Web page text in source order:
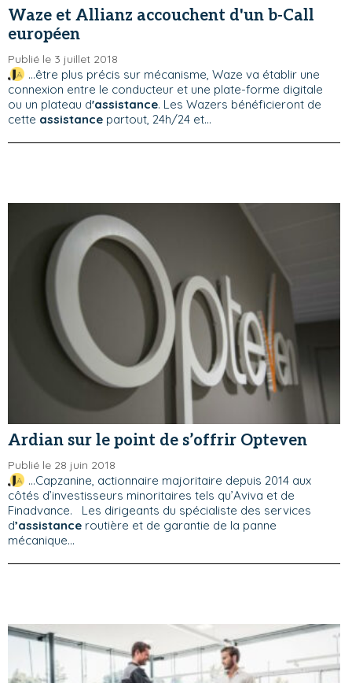
Waze et Allianz accouchent d'un b-Call
européen
Publié le 3 juillet 2018
...être plus précis sur mécanisme, Waze va établir une
connexion entre le conducteur et une plate-forme digitale
ou un plateau d'assistance. Les Wazers bénéficieront de
cette assistance partout, 24h/24 et...
Ardian sur le point de s’offrir Opteven
Publié le 28 juin 2018
...Capzanine, actionnaire majoritaire depuis 2014 aux
côtés d’investisseurs minoritaires tels qu’Aviva et de
Finadvance. Les dirigeants du spécialiste des services
d’assistance routière et de garantie de la panne
mécanique...